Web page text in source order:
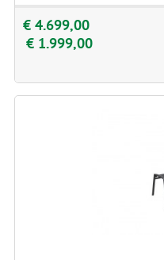
€ 4.699,00
€ 1.999,00